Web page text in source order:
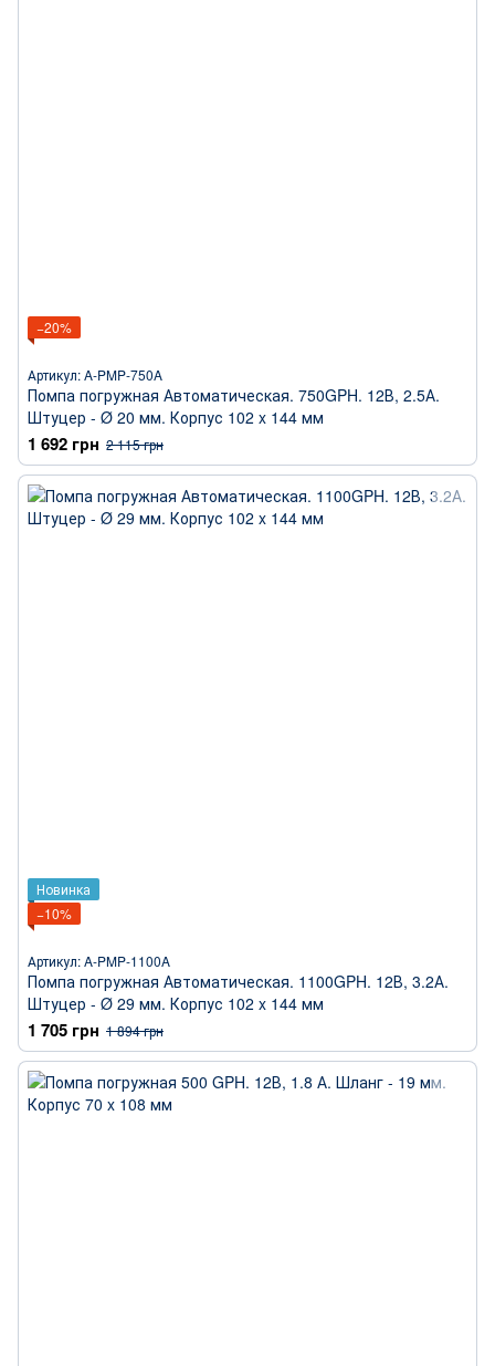
−20%
Артикул: A-PMP-750A
Помпа погружная Автоматическая. 750GPH. 12В, 2.5А.
Штуцер - Ø 20 мм. Корпус 102 x 144 мм
1 692 грн 2 115 грн
Новинка
−10%
Артикул: A-PMP-1100A
Помпа погружная Автоматическая. 1100GPH. 12В, 3.2А.
Штуцер - Ø 29 мм. Корпус 102 x 144 мм
1 705 грн 1 894 грн